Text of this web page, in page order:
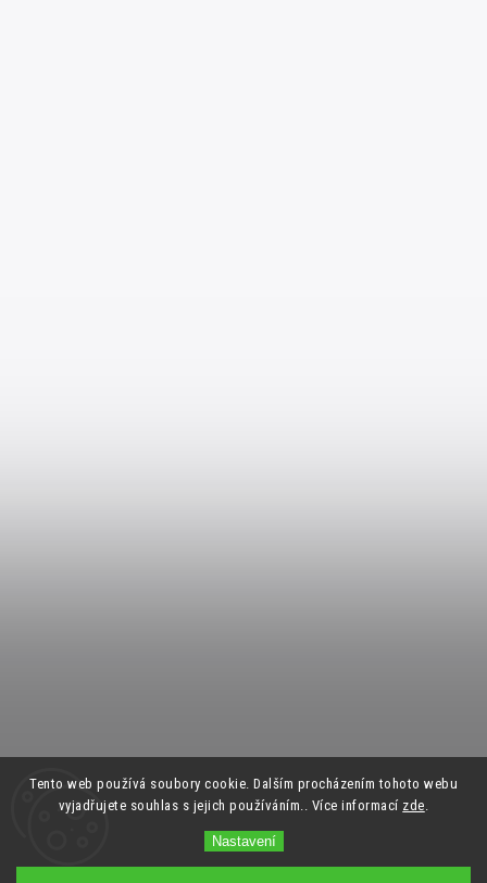
Tento web používá soubory cookie. Dalším procházením tohoto webu
vyjadřujete souhlas s jejich používáním.. Více informací zde.
Nastavení